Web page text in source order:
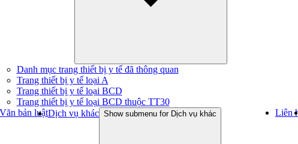
Danh mục trang thiết bị y tế đã thông quan
Trang thiết bị y tế loại A
Trang thiết bị y tế loại BCD
Trang thiết bị y tế loại BCD thuộc TT30
Văn bản luậtDịch vụ khác Show submenu for Dịch vụ khác Liên